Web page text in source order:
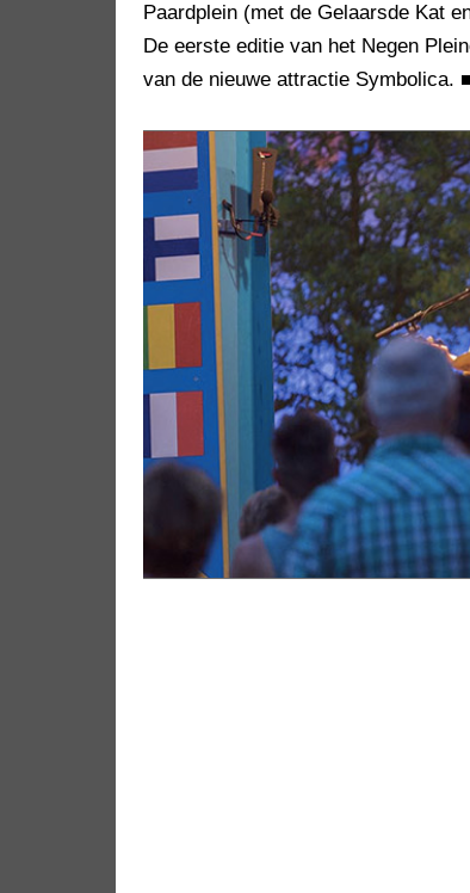
Paardplein (met de Gelaarsde Kat
De eerste editie van het Negen
van de nieuwe attractie Symbolica.